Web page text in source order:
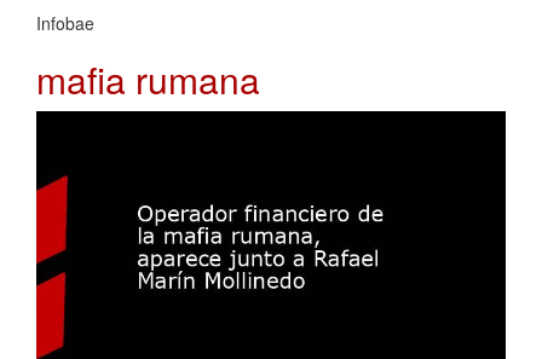
Infobae
mafia rumana